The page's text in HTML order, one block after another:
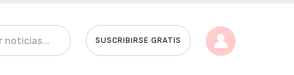
SUSCRIBIRSE GRATIS